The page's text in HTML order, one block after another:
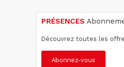
PRÉSENCES
Découvrez toutes les
Abonnez-vous